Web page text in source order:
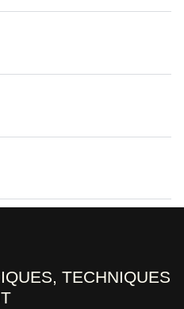
TECHNIQUES